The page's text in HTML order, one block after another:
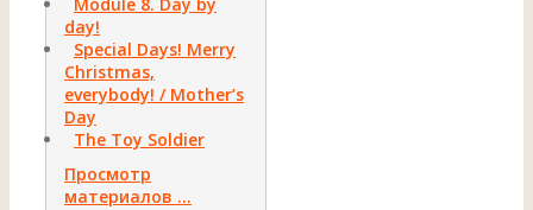
Module 8. Day by
day!
Special Days! Merry
Christmas,
everybody! / Mother’s
Day
The Toy Soldier
Просмотр
материалов ...